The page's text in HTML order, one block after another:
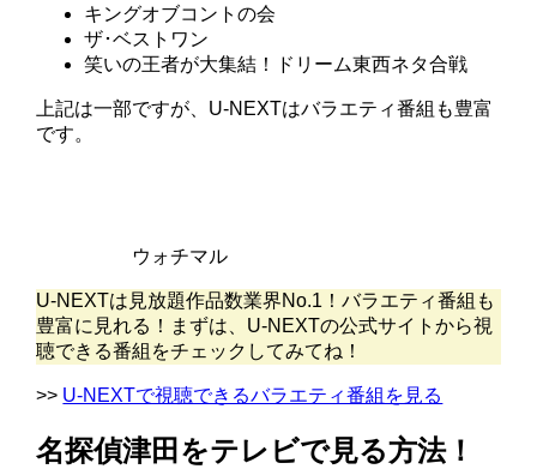
キングオブコントの会
ザ･ベストワン
笑いの王者が大集結！ドリーム東西ネタ合戦
上記は一部ですが、U-NEXTはバラエティ番組も豊富
です。
ウォチマル
U-NEXTは見放題作品数業界No.1！バラエティ番組も
豊富に見れる！まずは、U-NEXTの公式サイトから視
聴できる番組をチェックしてみてね！
>> U-NEXTで視聴できるバラエティ番組を見る
名探偵津田をテレビで見る方法！